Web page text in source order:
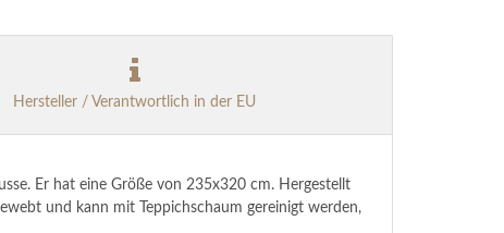
Hersteller / Verantwortlich in der EU
Er hat eine Größe von 235x320 cm. Hergestellt
und kann mit Teppichschaum gereinigt werden,